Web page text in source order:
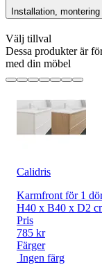
Installation, montering
Välj tillval
Dessa produkter är
med din möbel
Calidris
Karmfront för 1
H40 x B40 x D2
Pris
785 kr
Färger
Ingen färg